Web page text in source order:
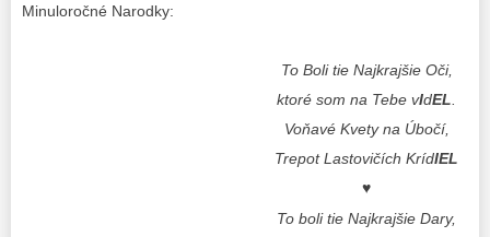
Minuloročné Narodky:
To Boli tie Najkrajšie Oči,
ktoré som na Tebe vIdEL
Voňavé Kvety na Úbočí,
Trepot Lastovičích KrídIEL
♥
To boli tie Najkrajšie Dary,